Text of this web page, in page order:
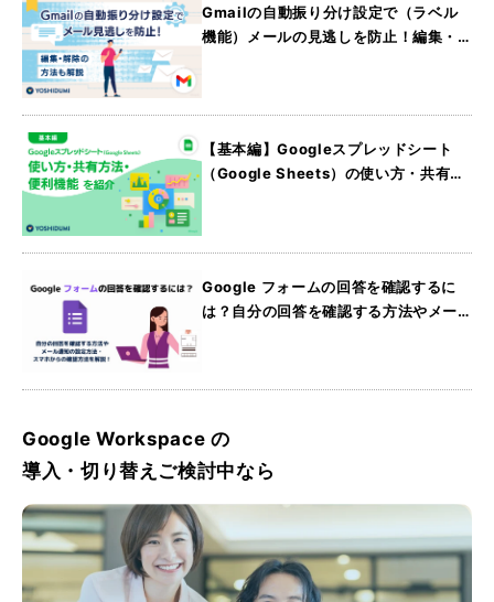
Gmailの自動振り分け設定で（ラベル
機能）メールの見逃しを防止！編集・
【基本編】Googleスプレッドシート
（Google Sheets）の使い方・共有方
Google フォームの回答を確認するに
は？自分の回答を確認する方法やメー
Google Workspace の
導入・切り替えご検討中なら